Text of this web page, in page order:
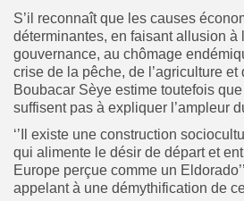
S’il reconnaît que les causes
déterminantes, en faisant allusion à
gouvernance, au chômage
crise de la pêche, de l’agriculture et
Boubacar Sèye estime toutefois
suffisent pas à expliquer l’ampleur
‘’Il existe une construction
qui alimente le désir de départ et
Europe perçue comme un
appelant à une démythification de